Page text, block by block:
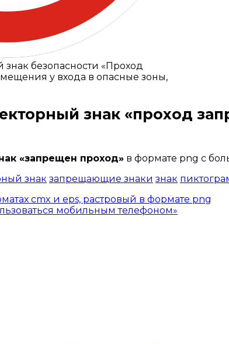
безопасности «Проход
у входа в опасные зоны,
знак «проход
«запрещен проход» в формате png с
знак запрещающие знаки знак
cmx и eps, растровый в формате png
мобильным телефоном»